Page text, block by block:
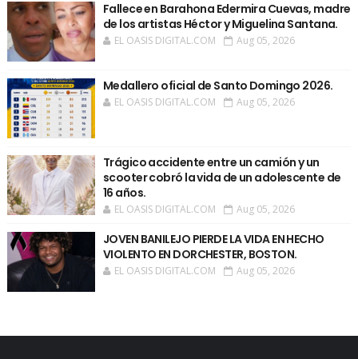
Fallece en Barahona Edermira Cuevas, madre
de los artistas Héctor y Miguelina Santana.
EL OASIS DIGITAL.COM Aug 05, 2026
Medallero oficial de Santo Domingo 2026.
EL OASIS DIGITAL.COM Aug 05, 2026
Trágico accidente entre un camión y un
scooter cobró la vida de un adolescente de
16 años.
EL OASIS DIGITAL.COM Aug 05, 2026
JOVEN BANILEJO PIERDE LA VIDA EN HECHO
VIOLENTO EN DORCHESTER, BOSTON.
EL OASIS DIGITAL.COM Aug 05, 2026